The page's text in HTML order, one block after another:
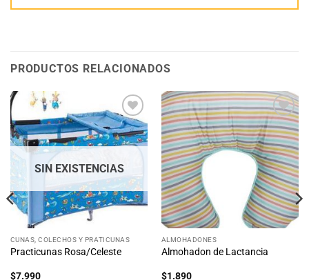
PRODUCTOS RELACIONADOS
Añadir
a la
lista
deseos
SIN EXISTENCIAS
CUNAS, COLECHOS Y PRATICUNAS
Practicunas Rosa/Celeste
$7.990
Añadir
a la
lista
de
deseos
ALMOHADONES
Almohadon de Lactancia
$1.890